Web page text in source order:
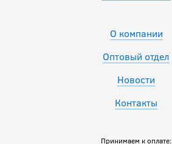
О компании
Оптовый отдел
Новости
Контакты
Принимаем к оплате: